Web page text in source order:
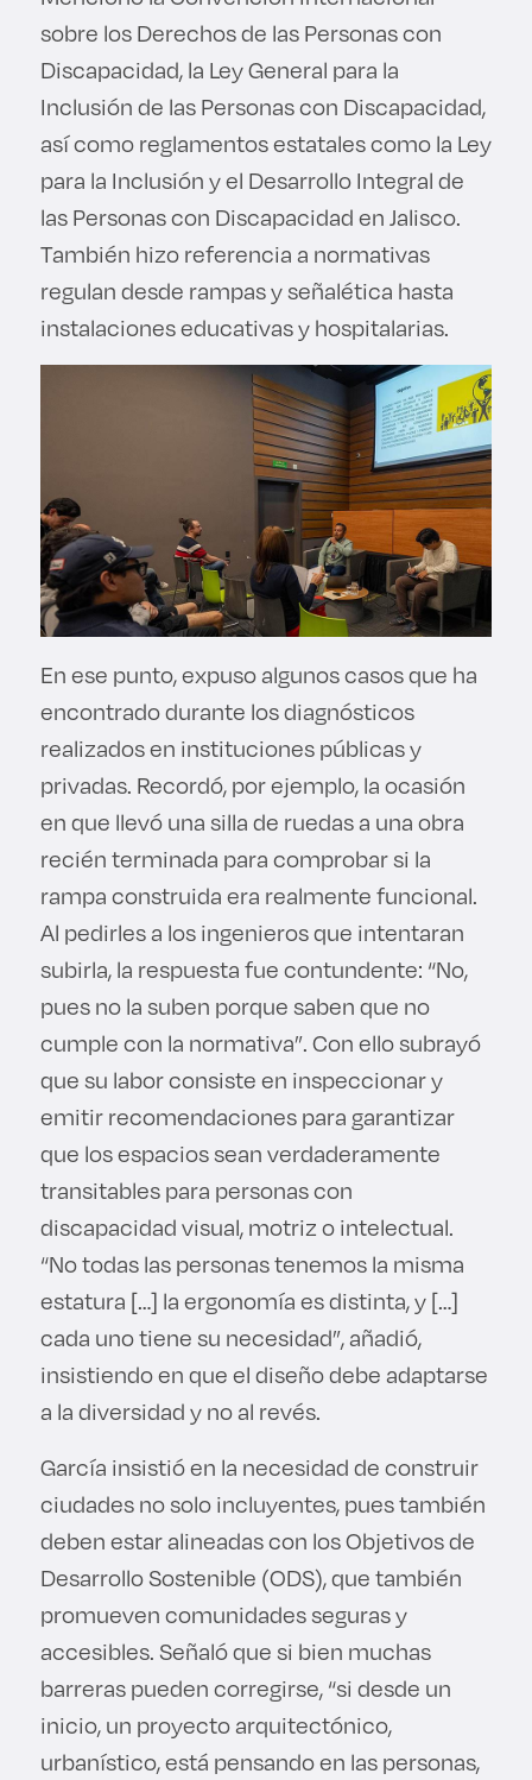
sobre los Derechos de las Personas con
Discapacidad, la Ley General para la
Inclusión de las Personas con Discapacidad,
así como reglamentos estatales como la Ley
para la Inclusión y el Desarrollo Integral de
las Personas con Discapacidad en Jalisco.
También hizo referencia a normativas
regulan desde rampas y señalética hasta
instalaciones educativas y hospitalarias.
En ese punto, expuso algunos casos que ha
encontrado durante los diagnósticos
realizados en instituciones públicas y
privadas. Recordó, por ejemplo, la ocasión
en que llevó una silla de ruedas a una obra
recién terminada para comprobar si la
rampa construida era realmente funcional.
Al pedirles a los ingenieros que intentaran
subirla, la respuesta fue contundente: “No,
pues no la suben porque saben que no
cumple con la normativa”. Con ello subrayó
que su labor consiste en inspeccionar y
emitir recomendaciones para garantizar
que los espacios sean verdaderamente
transitables para personas con
discapacidad visual, motriz o intelectual.
“No todas las personas tenemos la misma
estatura […] la ergonomía es distinta, y […]
cada uno tiene su necesidad”, añadió,
insistiendo en que el diseño debe adaptarse
a la diversidad y no al revés.
García insistió en la necesidad de construir
ciudades no solo incluyentes, pues también
deben estar alineadas con los Objetivos de
Desarrollo Sostenible (ODS), que también
promueven comunidades seguras y
accesibles. Señaló que si bien muchas
barreras pueden corregirse, “si desde un
inicio, un proyecto arquitectónico,
urbanístico, está pensando en las personas,